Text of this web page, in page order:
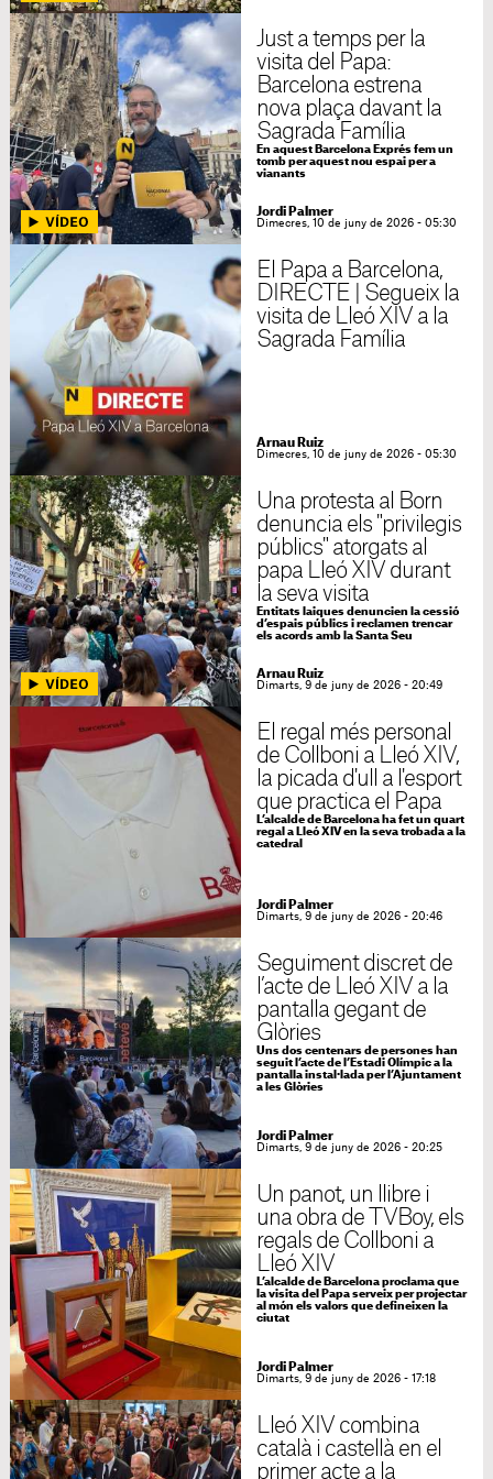
Just a temps per la
visita del Papa:
Barcelona estrena
nova plaça davant la
Sagrada Família
En aquest Barcelona Exprés fem un
tomb per aquest nou espai per a
vianants
Jordi Palmer
Dimecres, 10 de juny de 2026 - 05:30
El Papa a Barcelona,
DIRECTE | Segueix la
visita de Lleó XIV a la
Sagrada Família
Arnau Ruiz
Dimecres, 10 de juny de 2026 - 05:30
Una protesta al Born
denuncia els "privilegis
públics" atorgats al
papa Lleó XIV durant
la seva visita
Entitats laiques denuncien la cessió
d’espais públics i reclamen trencar
els acords amb la Santa Seu
Arnau Ruiz
Dimarts, 9 de juny de 2026 - 20:49
El regal més personal
de Collboni a Lleó XIV,
la picada d'ull a l'esport
que practica el Papa
L’alcalde de Barcelona ha fet un quart
regal a Lleó XIV en la seva trobada a la
catedral
Jordi Palmer
Dimarts, 9 de juny de 2026 - 20:46
Seguiment discret de
l’acte de Lleó XIV a la
pantalla gegant de
Glòries
Uns dos centenars de persones han
seguit l’acte de l’Estadi Olímpic a la
pantalla instal·lada per l’Ajuntament
a les Glòries
Jordi Palmer
Dimarts, 9 de juny de 2026 - 20:25
Un panot, un llibre i
una obra de TVBoy, els
regals de Collboni a
Lleó XIV
L’alcalde de Barcelona proclama que
la visita del Papa serveix per projectar
al món els valors que defineixen la
ciutat
Jordi Palmer
Dimarts, 9 de juny de 2026 - 17:18
Lleó XIV combina
català i castellà en el
primer acte a la